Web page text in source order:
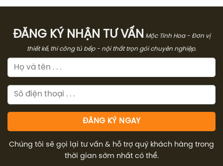
42.870.000₫.
ĐĂNG KÝ NHẬN TƯ VẤN Mộc Tinh Hoa - Đơn vị
thiết kế, thi công tủ bếp - nội thất trọn gói chuyên nghiệp.
Chúng tôi sẽ gọi lại tư vấn & hỗ trợ quý khách hàng trong
thời gian sớm nhất có thể.